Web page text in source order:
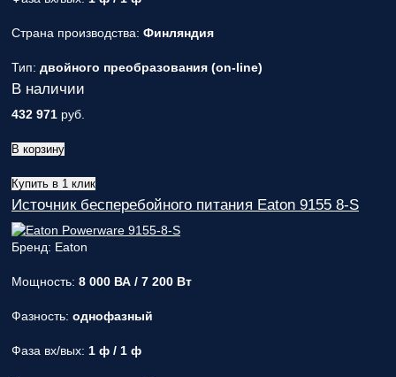
Страна производства: Финляндия
Тип: двойного преобразования (on-line)
В наличии
432 971 руб.
В корзину
Купить в 1 клик
Источник бесперебойного питания Eaton 9155 8-S
Бренд: Eaton
Мощность: 8 000 ВА / 7 200 Вт
Фазность: однофазный
Фаза вх/вых: 1 ф / 1 ф